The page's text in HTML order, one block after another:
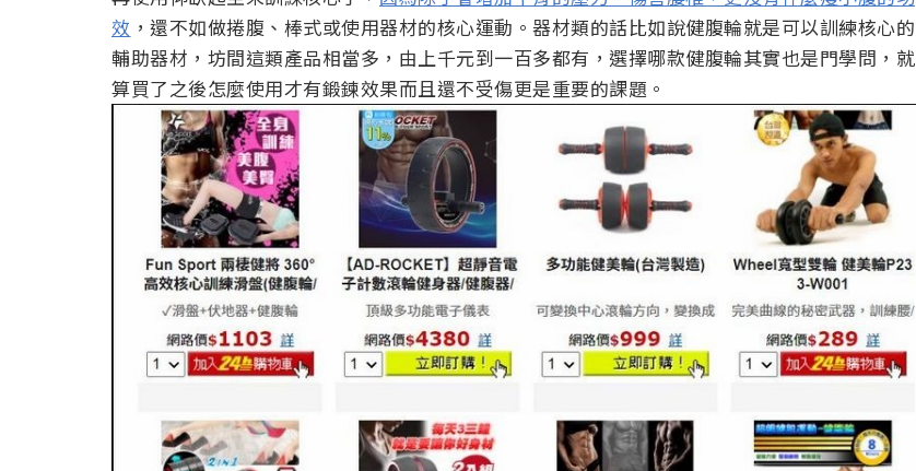
效 ，還不如做捲腹、棒式或使用器材的核心運動。器材類的話比如說健腹輪就是可以訓練核心的
輔助器材，坊間這類產品相當多，由上千元到一百多都有，選擇哪款健腹輪其實也是門學問，就
算買了之後怎麼使用才有鍛鍊效果而且還不受傷更是重要的課題。